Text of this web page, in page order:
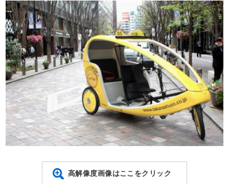
高解像度画像はここをクリック